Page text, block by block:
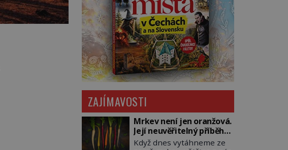
ZAJÍMAVOSTI
Mrkev není jen oranžová.
Její neuvěřitelný příběh
začíná fialovou barvou
Když dnes vytáhneme ze